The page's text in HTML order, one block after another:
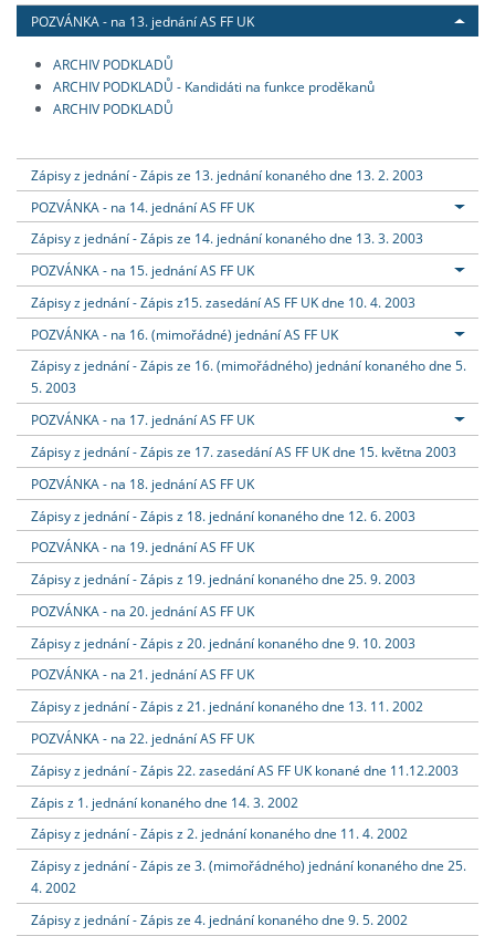
POZVÁNKA - na 13. jednání AS FF UK
ARCHIV PODKLADŮ
ARCHIV PODKLADŮ - Kandidáti na funkce proděkanů
ARCHIV PODKLADŮ
Zápisy z jednání - Zápis ze 13. jednání konaného dne 13. 2. 2003
POZVÁNKA - na 14. jednání AS FF UK
Zápisy z jednání - Zápis ze 14. jednání konaného dne 13. 3. 2003
POZVÁNKA - na 15. jednání AS FF UK
Zápisy z jednání - Zápis z15. zasedání AS FF UK dne 10. 4. 2003
POZVÁNKA - na 16. (mimořádné) jednání AS FF UK
Zápisy z jednání - Zápis ze 16. (mimořádného) jednání konaného dne 5.
5. 2003
POZVÁNKA - na 17. jednání AS FF UK
Zápisy z jednání - Zápis ze 17. zasedání AS FF UK dne 15. května 2003
POZVÁNKA - na 18. jednání AS FF UK
Zápisy z jednání - Zápis z 18. jednání konaného dne 12. 6. 2003
POZVÁNKA - na 19. jednání AS FF UK
Zápisy z jednání - Zápis z 19. jednání konaného dne 25. 9. 2003
POZVÁNKA - na 20. jednání AS FF UK
Zápisy z jednání - Zápis z 20. jednání konaného dne 9. 10. 2003
POZVÁNKA - na 21. jednání AS FF UK
Zápisy z jednání - Zápis z 21. jednání konaného dne 13. 11. 2002
POZVÁNKA - na 22. jednání AS FF UK
Zápisy z jednání - Zápis 22. zasedání AS FF UK konané dne 11.12.2003
Zápis z 1. jednání konaného dne 14. 3. 2002
Zápisy z jednání - Zápis z 2. jednání konaného dne 11. 4. 2002
Zápisy z jednání - Zápis ze 3. (mimořádného) jednání konaného dne 25.
4. 2002
Zápisy z jednání - Zápis ze 4. jednání konaného dne 9. 5. 2002